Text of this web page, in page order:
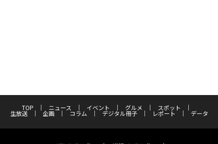
TOP ニュース イベント グルメ スポット
生放送 企画 コラム デジタル冊子 レポート データ